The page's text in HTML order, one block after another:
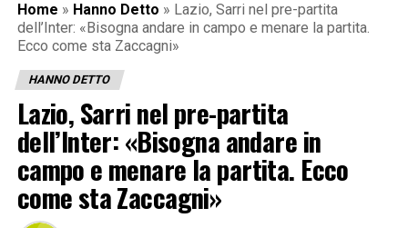
Home » Hanno Detto » Lazio, Sarri nel pre-partita
dell’Inter: «Bisogna andare in campo e menare la partita.
Ecco come sta Zaccagni»
HANNO DETTO
Lazio, Sarri nel pre-partita
dell’Inter: «Bisogna andare in
campo e menare la partita. Ecco
come sta Zaccagni»